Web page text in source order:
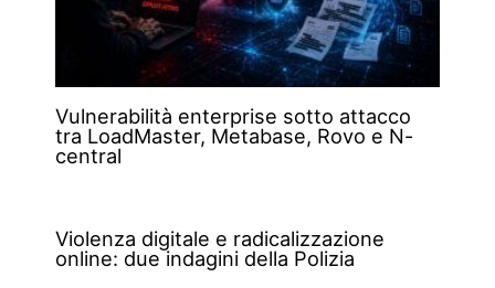
Vulnerabilità enterprise sotto attacco
tra LoadMaster, Metabase, Rovo e N-
central
Violenza digitale e radicalizzazione
online: due indagini della Polizia